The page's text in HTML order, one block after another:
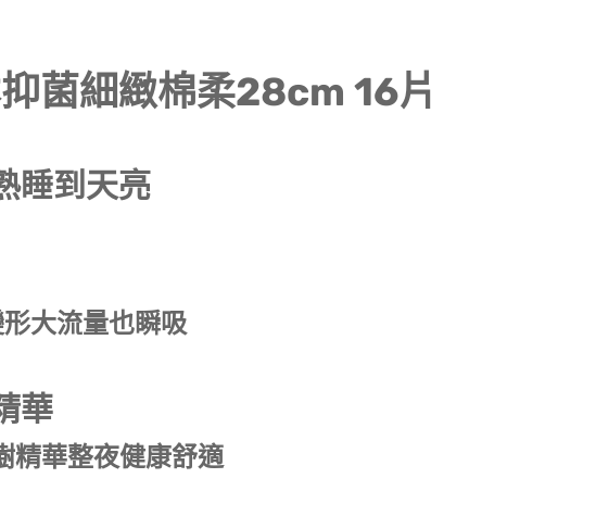
菌細緻棉柔28cm 16片
睡到天亮
大流量也瞬吸
華
精華整夜健康舒適